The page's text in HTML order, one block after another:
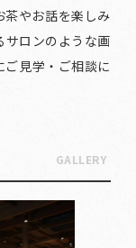
茶やお話を楽しみ
サロンのような画
見学・ご相談に
GALLERY